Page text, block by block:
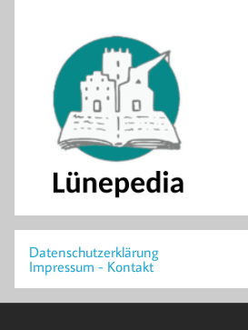
Datenschutzerklärung
Impressum - Kontakt